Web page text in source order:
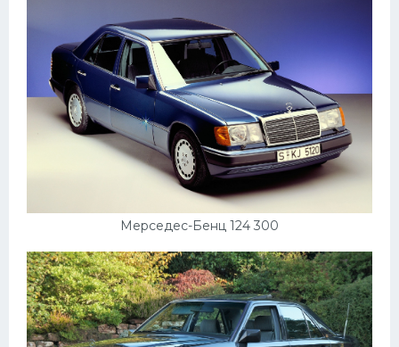
Мерседес-Бенц 124 300